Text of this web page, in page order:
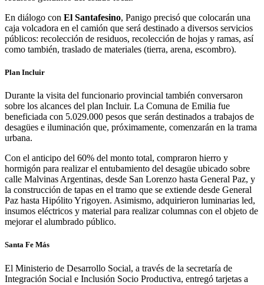
En diálogo con El Santafesino, Panigo precisó que colocarán una
caja volcadora en el camión que será destinado a diversos servicios
públicos: recolección de residuos, recolección de hojas y ramas, así
como también, traslado de materiales (tierra, arena, escombro).
Plan Incluir
Durante la visita del funcionario provincial también conversaron
sobre los alcances del plan Incluir. La Comuna de Emilia fue
beneficiada con 5.029.000 pesos que serán destinados a trabajos de
desagües e iluminación que, próximamente, comenzarán en la trama
urbana.
Con el anticipo del 60% del monto total, compraron hierro y
hormigón para realizar el entubamiento del desagüe ubicado sobre
calle Malvinas Argentinas, desde San Lorenzo hasta General Paz, y
la construcción de tapas en el tramo que se extiende desde General
Paz hasta Hipólito Yrigoyen. Asimismo, adquirieron luminarias led,
insumos eléctricos y material para realizar columnas con el objeto de
mejorar el alumbrado público.
Santa Fe Más
El Ministerio de Desarrollo Social, a través de la secretaría de
Integración Social e Inclusión Socio Productiva, entregó tarjetas a